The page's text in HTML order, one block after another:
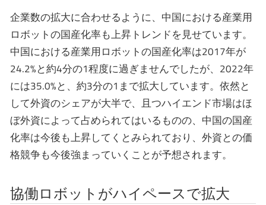
企業数の拡大に合わせるように、中国における産業用
ロボットの国産化率も上昇トレンドを見せています。
中国における産業用ロボットの国産化率は2017年が
24.2%と約4分の1程度に過ぎませんでしたが、2022年
には35.0%と、約3分の1まで拡大しています。依然と
して外資のシェアが大半で、且つハイエンド市場はほ
ぼ外資によって占められてはいるものの、中国の国産
化率は今後も上昇してくとみられており、外資との価
格競争も今後強まっていくことが予想されます。
協働ロボットがハイペースで拡大